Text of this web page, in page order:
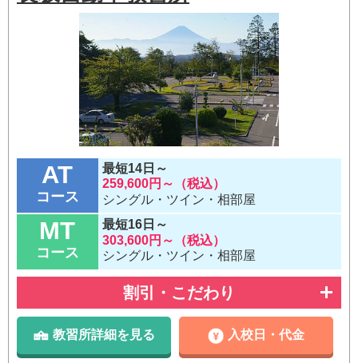
AT
コース
最短14日～
259,600円～（税込）
シングル・ツイン・相部屋
MT
コース
最短16日～
303,600円～（税込）
シングル・ツイン・相部屋
割引・こだわり
教習所詳細を見る 入校日・代金